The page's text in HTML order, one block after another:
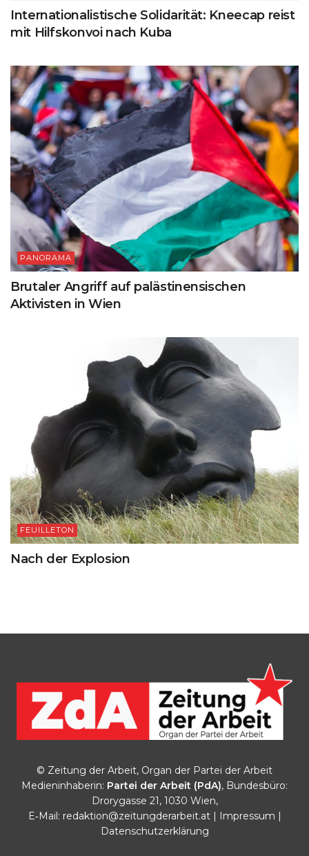
Internationalistische Solidarität: Kneecap reist
mit Hilfskonvoi nach Kuba
PANORAMA
Brutaler Angriff auf palästinensischen
Aktivisten in Wien
FEUILLETON
Nach der Explosion
© Zeitung der Arbeit, Organ der Partei der Arbeit
Medieninhaberin: Partei der Arbeit (PdA), Bundesbüro:
Drorygasse 21, 1030 Wien,
E‑Mail: redaktion@zeitungderarbeit.at| Impressum |
Datenschutzerklärung